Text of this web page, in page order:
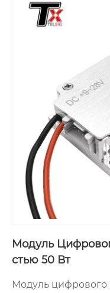
Модуль
стью 50 Вт
Модуль цифрового